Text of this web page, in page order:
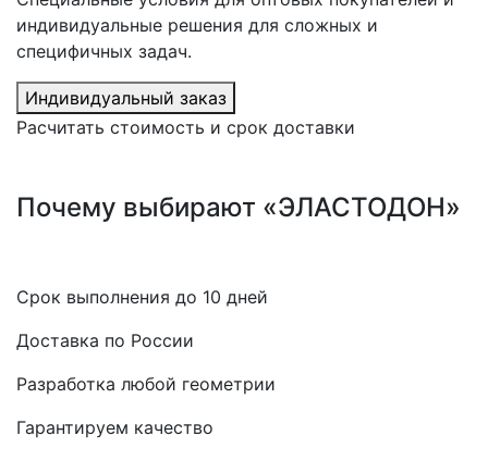
индивидуальные решения для сложных и
специфичных задач.
Индивидуальный заказ
Расчитать стоимость и срок доставки
Почему выбирают «ЭЛАСТОДОН»
Срок выполнения до 10 дней
Доставка по России
Разработка любой геометрии
Гарантируем качество